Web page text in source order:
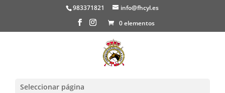
983371821
info@fhcyl.es
0 elementos
Seleccionar página